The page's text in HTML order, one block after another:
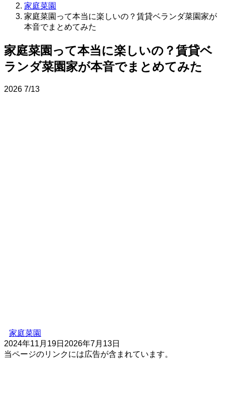
家庭菜園
家庭菜園って本当に楽しいの？賃貸ベランダ菜園家が
本音でまとめてみた
家庭菜園って本当に楽しいの？賃貸ベ
ランダ菜園家が本音でまとめてみた
2026 7/13
家庭菜園
2024年11月19日 2026年7月13日
当ページのリンクには広告が含まれています。